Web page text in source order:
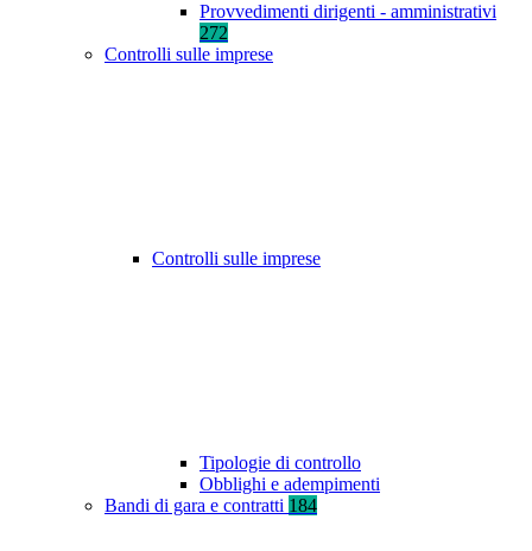
Provvedimenti dirigenti - amministrativi
272
Controlli sulle imprese
Controlli sulle imprese
Tipologie di controllo
Obblighi e adempimenti
Bandi di gara e contratti 184